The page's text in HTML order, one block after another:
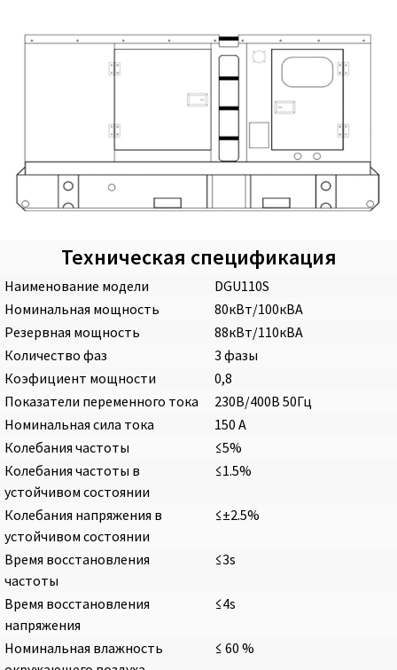
Техническая спецификация
Наименование модели
DGU110S
Номинальная мощность
80кВт/100кВА
Резервная мощность
88кВт/110кВА
Количество фаз
3 фазы
Коэфициент мощности
0,8
Показатели переменного тока
230В/400В 50Гц
Номинальная сила тока
150 A
Колебания частоты
≤5%
Колебания частоты в
устойчивом состоянии
≤1.5%
Колебания напряжения в
устойчивом состоянии
≤±2.5%
Время восстановления
частоты
≤3s
Время восстановления
напряжения
≤4s
Номинальная влажность
≤ 60 %